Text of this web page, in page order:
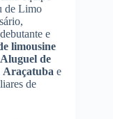
de Limo
e
limousine
Aluguel de
Araçatuba e
de